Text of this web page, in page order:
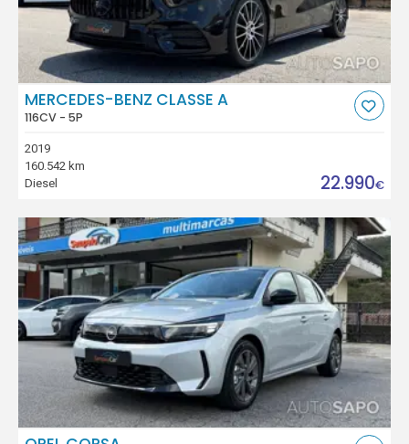
MERCEDES-BENZ CLASSE A
116CV - 5P
2019
160.542 km
Diesel
22.990€